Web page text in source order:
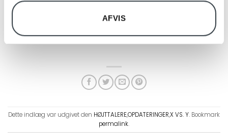
AFVIS
Black Anthracite
Dette indlæg var udgivet den HØJTTALERE,OPDATERINGER,X VS. Y. Bookmark
permalink.